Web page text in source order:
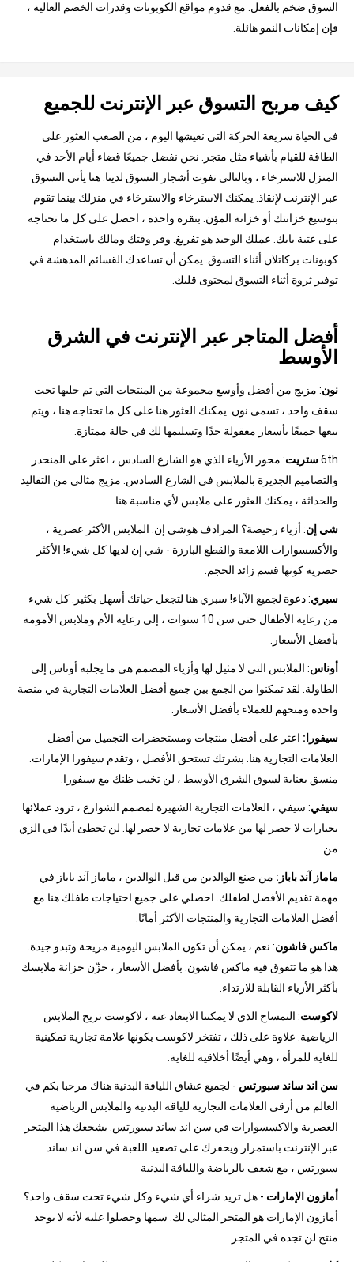
السوق ضخم بالفعل. مع قدوم مواقع الكوبونات وقدرات الخصم العالية ،
فإن إمكانات النمو هائلة.
كيف مربح التسوق عبر الإنترنت للجميع
في الحياة سريعة الحركة التي نعيشها اليوم ، من الصعب العثور على
الطاقة للقيام بأشياء مثل متجر. نحن نفضل جميعًا قضاء أيام الأحد في
المنزل للاسترخاء ، وبالتالي تفوت أشجار التسوق لدينا. هنا يأتي التسوق
عبر الإنترنت لإنقاذ. يمكنك الاسترخاء والاسترخاء في منزلك بينما تقوم
بتوسيع خزانتك أو خزانة المؤن. بنقرة واحدة ، احصل على كل ما تحتاجه
على عتبة بابك. عملك الوحيد هو تفريغ. وفر وقتك ومالك باستخدام
كوبونات بركاتلان أثناء التسوق. يمكن أن تساعدك القسائم المدهشة في
توفير ثروة أثناء التسوق لمحتوى قلبك.
أفضل المتاجر عبر الإنترنت في الشرق
الأوسط
نون: مزيج من أفضل وأوسع مجموعة من المنتجات التي تم جلبها تحت
سقف واحد ، تسمى نون. يمكنك العثور هنا على كل ما تحتاجه هنا ، ويتم
بيعها جميعًا بأسعار معقولة جدًا وتسليمها لك في حالة ممتازة.
6thستريت: محور الأزياء الذي هو الشارع السادس ، اعثر على المنحدر
والتصاميم الجديرة بالملابس في الشارع السادس. مزيج مثالي من التقاليد
والحداثة ، يمكنك العثور على ملابس لأي مناسبة هنا.
شي إن: أزياء رخيصة؟ المرادف هوشي إن. الملابس الأكثر عصرية ،
والأكسسوارات اللامعة والقطع البارزة - شي إن لديها كل شيء! الأكثر
حصرية كونها قسم زائد الحجم.
سبري: دعوة لجميع الآباء! سبري هنا لتجعل حياتك أسهل بكثير. كل شيء
من رعاية الأطفال حتى سن 10 سنوات ، إلى رعاية الأم وملابس الأمومة
بأفضل الأسعار.
أوناس: الملابس التي لا مثيل لها وأزياء المصمم هي ما يجلبه أوناس إلى
الطاولة. لقد تمكنوا من الجمع بين جميع أفضل العلامات التجارية في منصة
واحدة ومنحهم للعملاء بأفضل الأسعار.
سيفورا: اعثر على أفضل منتجات ومستحضرات التجميل من أفضل
العلامات التجارية هنا. بشرتك تستحق الأفضل ، وتقدم سيفورا الإمارات.
منسق بعناية لسوق الشرق الأوسط ، لن تخيب ظنك مع سيفورا.
سيفي: سيفي ، العلامات التجارية الشهيرة لمصمم الشوارع ، تزود عملائها
بخيارات لا حصر لها من علامات تجارية لا حصر لها. لن تخطئ أبدًا في الزي
من
ماماز آند باباز: من صنع الوالدين من قبل الوالدين ، ماماز آند باباز في
مهمة تقديم الأفضل لطفلك. احصلي على جميع احتياجات طفلك هنا مع
أفضل العلامات التجارية والمنتجات الأكثر أمانًا.
ماكس فاشون: نعم ، يمكن أن تكون الملابس اليومية مريحة وتبدو جيدة.
هذا هو ما تتفوق فيه ماكس فاشون. بأفضل الأسعار ، خزّن خزانة ملابسك
بأكثر الأزياء القابلة للارتداء.
لاكوست: التمساح الذي لا يمكننا الابتعاد عنه ، لاكوست تريح الملابس
الرياضية. علاوة على ذلك ، تفتخر لاكوست بكونها علامة تجارية تمكينية
للغاية للمرأة ، وهي أيضًا أخلاقية للغاية.
سن اند ساند سبورتس - لجميع عشاق اللياقة البدنية هناك مرحبا بكم في
العالم من أرقى العلامات التجارية للياقة البدنية والملابس الرياضية
العصرية والاكسسوارات في سن اند ساند سبورتس. يشجعك هذا المتجر
عبر الإنترنت باستمرار ويحفزك على تصعيد اللعبة في سن اند ساند
سبورتس ، مع شغف بالرياضة واللياقة البدنية
أمازون الإمارات - هل تريد شراء أي شيء وكل شيء تحت سقف واحد؟
أمازون الإمارات هو المتجر المثالي لك. سمها وحصلوا عليه لأنه لا يوجد
منتج لن تجده في المتجر